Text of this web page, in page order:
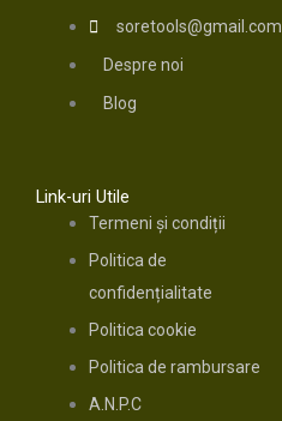
soretools@gmail.com
Despre noi
Blog
Link-uri Utile
Termeni și condiții
Politica de
confidențialitate
Politica cookie
Politica de rambursare
A.N.P.C